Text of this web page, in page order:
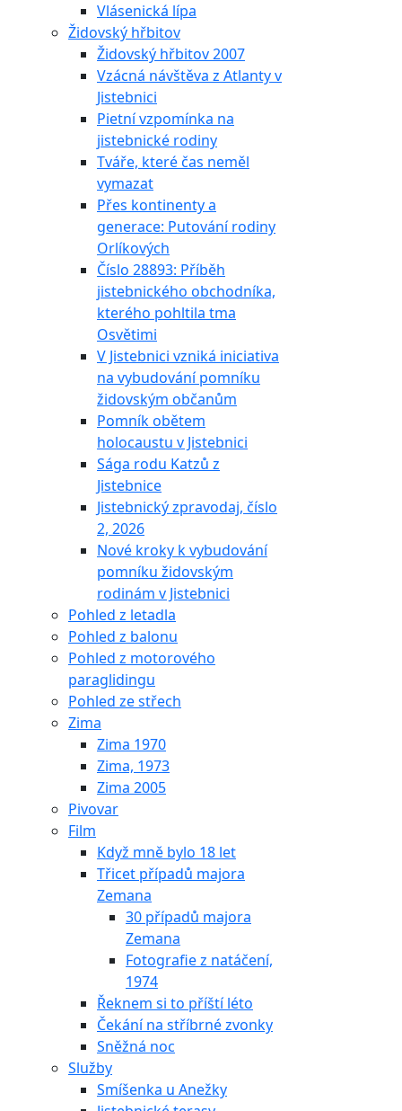
Vlásenická lípa
Židovský hřbitov
Židovský hřbitov 2007
Vzácná návštěva z Atlanty v
Jistebnici
Pietní vzpomínka na
jistebnické rodiny
Tváře, které čas neměl
vymazat
Přes kontinenty a
generace: Putování rodiny
Orlíkových
Číslo 28893: Příběh
jistebnického obchodníka,
kterého pohltila tma
Osvětimi
V Jistebnici vzniká iniciativa
na vybudování pomníku
židovským občanům
Pomník obětem
holocaustu v Jistebnici
Sága rodu Katzů z
Jistebnice
Jistebnický zpravodaj, číslo
2, 2026
Nové kroky k vybudování
pomníku židovským
rodinám v Jistebnici
Pohled z letadla
Pohled z balonu
Pohled z motorového
paraglidingu
Pohled ze střech
Zima
Zima 1970
Zima, 1973
Zima 2005
Pivovar
Film
Když mně bylo 18 let
Třicet případů majora
Zemana
30 případů majora
Zemana
Fotografie z natáčení,
1974
Řeknem si to příští léto
Čekání na stříbrné zvonky
Sněžná noc
Služby
Smíšenka u Anežky